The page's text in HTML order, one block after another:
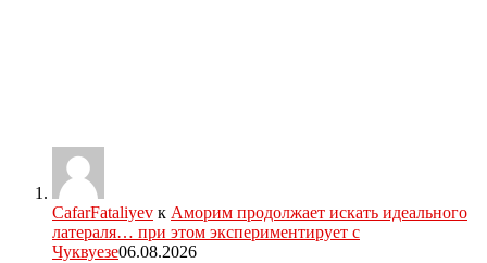
CafarFataliyev к Аморим продолжает искать идеального
латераля… при этом экспериментирует с
Чуквуезе06.08.2026